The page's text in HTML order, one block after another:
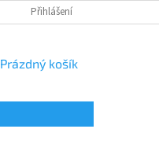
Přihlášení
NÁKUPNÍ
Prázdný košík